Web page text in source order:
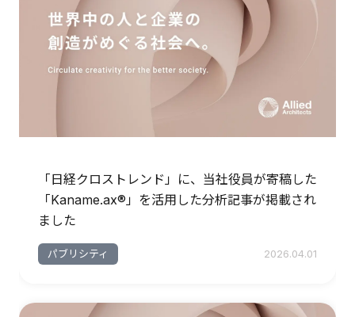
「日経クロストレンド」に、当社役員が寄稿した
「Kaname.ax®︎」を活用した分析記事が掲載され
ました
パブリシティ 2026.04.01